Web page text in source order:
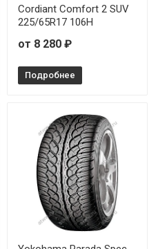
Cordiant Comfort 2 SUV
225/65R17 106H
от 8 280 ₽
Подробнее